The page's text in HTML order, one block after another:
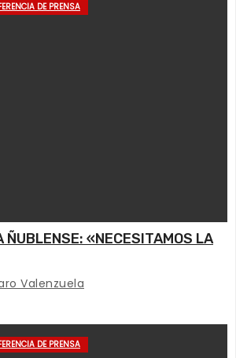
DE PRENSA
ÑUBLENSE: «NECESITAMOS LA
Valenzuela
DE PRENSA